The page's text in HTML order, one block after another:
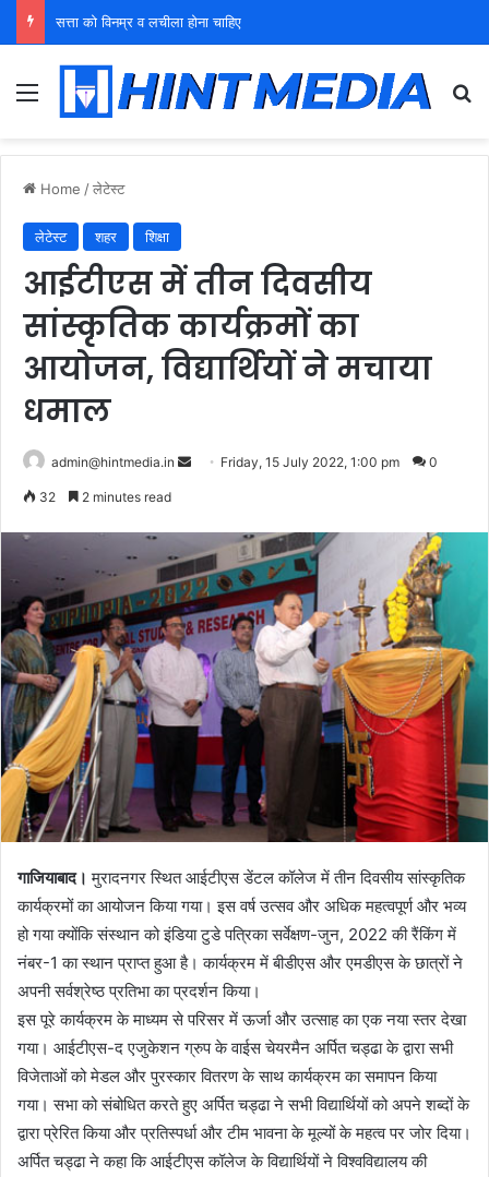
युवा शक्ति को पहचाने बूढ़ा नेतृत्व
Menu
Home /लेटेस्ट
लेटेस्ट शहर शिक्षा
आईटीएस में तीन दिवसीय
सांस्कृतिक कार्यक्रमों का
आयोजन, विद्यार्थियों ने मचाया
धमाल
admin@hintmedia.in
Send Friday, 15 July 2022, 1:00 pm 0
32 2 minutes read
गाजियाबाद। मुरादनगर स्थित आईटीएस डेंटल कॉलेज में तीन दिवसीय सांस्कृतिक
कार्यक्रमों का आयोजन किया गया। इस वर्ष उत्सव और अधिक महत्वपूर्ण और भव्य
हो गया क्योंकि संस्थान को इंडिया टुडे पत्रिका सर्वेक्षण-जुन, 2022 की रैंकिंग में
नंबर-1 का स्थान प्राप्त हुआ है। कार्यक्रम में बीडीएस और एमडीएस के छात्रों ने
अपनी सर्वश्रेष्ठ प्रतिभा का प्रदर्शन किया।
इस पूरे कार्यक्रम के माध्यम से परिसर में ऊर्जा और उत्साह का एक नया स्तर देखा
गया। आईटीएस-द एजुकेशन ग्रुप के वाईस चेयरमैन अर्पित चड्ढा के द्वारा सभी
विजेताओं को मेडल और पुरस्कार वितरण के साथ कार्यक्रम का समापन किया
गया। सभा को संबोधित करते हुए अर्पित चड्ढा ने सभी विद्यार्थियों को अपने शब्दों के
द्वारा प्रेरित किया और प्रतिस्पर्धा और टीम भावना के मूल्यों के महत्व पर जोर दिया।
अर्पित चड्ढा ने कहा कि आईटीएस कॉलेज के विद्यार्थियों ने विश्वविद्यालय की